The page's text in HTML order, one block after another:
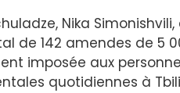
Nika
de 142 amendes de 5
imposée aux
quotidiennes à